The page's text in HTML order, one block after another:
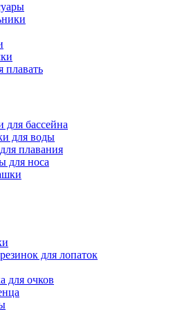
плавать
для бассейна
для воды
плавания
для носа
для лопаток
для очков